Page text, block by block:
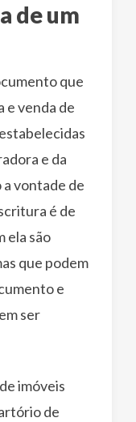
de um
que
e venda de
e da
vontade de
é de
ela são
que podem
e
ser
imóveis
de